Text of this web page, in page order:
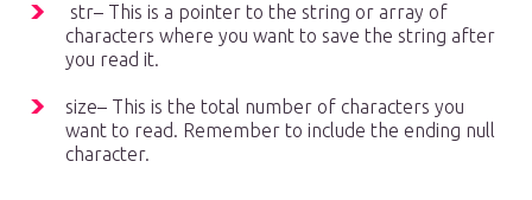
str– This is a pointer to the string or array of
characters where you want to save the string after
you read it.
size– This is the total number of characters you
want to read. Remember to include the ending null
character.